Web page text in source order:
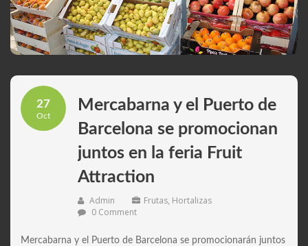
27
Oct
Mercabarna y el Puerto de
Barcelona se promocionan
juntos en la feria Fruit
Attraction
Admin Frutas, Hortalizas
0 Comment
Mercabarna y el Puerto de Barcelona se promocionarán juntos